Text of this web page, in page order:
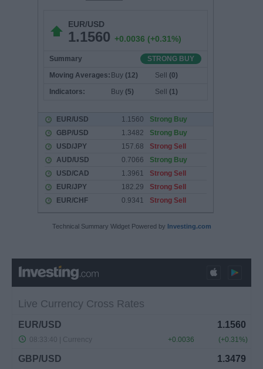
Technical Summary Widget Powered by Investing.com